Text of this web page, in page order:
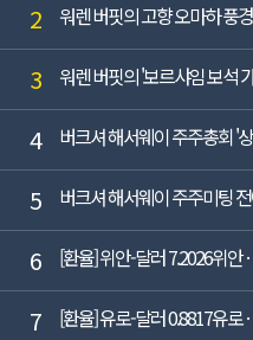
2 워렌 버핏의 고향 오마하 풍경
3 워렌 버핏의 '보르샤임 보석
4 버크셔 해서웨이 주주총회 '
5 버크셔 해서웨이 주주미팅
6 [환율] 위안-달러 7.2026위
7 [환율] 유로-달러 0.8817유